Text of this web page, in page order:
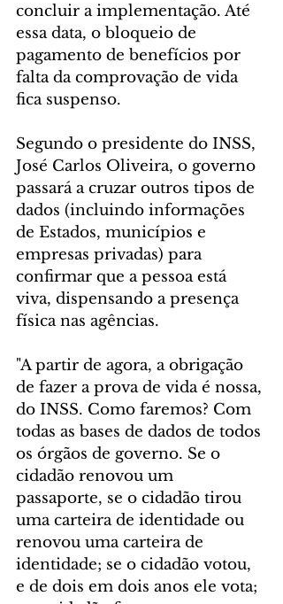
concluir a implementação. Até
essa data, o bloqueio de
pagamento de benefícios por
falta da comprovação de vida
fica suspenso.
Segundo o presidente do INSS,
José Carlos Oliveira, o governo
passará a cruzar outros tipos de
dados (incluindo informações
de Estados, municípios e
empresas privadas) para
confirmar que a pessoa está
viva, dispensando a presença
física nas agências.
"A partir de agora, a obrigação
de fazer a prova de vida é nossa,
do INSS. Como faremos? Com
todas as bases de dados de todos
os órgãos de governo. Se o
cidadão renovou um
passaporte, se o cidadão tirou
uma carteira de identidade ou
renovou uma carteira de
identidade; se o cidadão votou,
e de dois em dois anos ele vota;